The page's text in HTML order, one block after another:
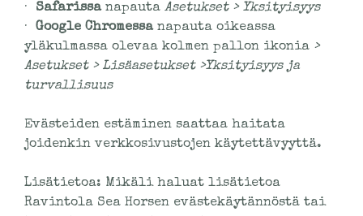
· Safarissanapauta Asetukset > Yksityisyys
· Google Chromessanapauta oikeassa
yläkulmassa olevaa kolmen pallon ikonia >
Asetukset > Lisäasetukset >Yksityisyys ja
turvallisuus
Evästeiden estäminen saattaa haitata
joidenkin verkkosivustojen käytettävyyttä.
Lisätietoa: Mikäli haluat lisätietoa
Ravintola Sea Horsen evästekäytännöstä tai